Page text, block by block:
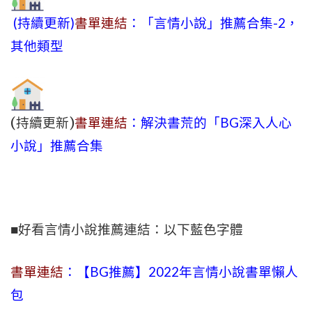
(持續更新)書單連結 ：「言情小說」推薦合集-2，
其他類型
(持續更新)書單連結 ：解決書荒的「BG深入人心
小說」推薦合集
■好看言情小說推薦連結：以下藍色字體
書單連結 ：【BG推薦】2022年言情小說書單懶人
包